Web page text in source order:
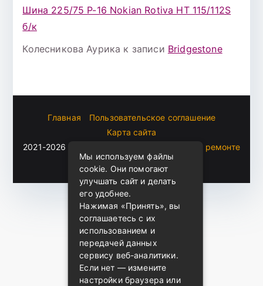
Шина 225/75 Р-16 Nokian Rotiva HT 115/112S
б/к
Колесникова Аурика к записи Bridgestone
Главная
Пользовательское соглашение
Карта сайта
2021-2026 (c)
Автоблог Владомира — все о ремонте
и эксплуатации авто.
Мы используем файлы
cookie. Они помогают
улучшать сайт и делать
его удобнее.
Нажимая «Принять», вы
соглашаетесь с их
использованием и
передачей данных
сервису веб-аналитики.
Если нет — измените
настройки браузера или